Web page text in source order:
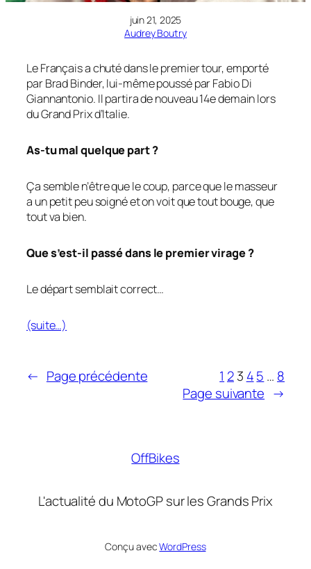
juin 21, 2025
Audrey Boutry
Le Français a chuté dans le premier tour, emporté
par Brad Binder, lui-même poussé par Fabio Di
Giannantonio. Il partira de nouveau 14e demain lors
du Grand Prix d’Italie.
As-tu mal quelque part ?
Ça semble n’être que le coup, parce que le masseur
a un petit peu soigné et on voit que tout bouge, que
tout va bien.
Que s’est-il passé dans le premier virage ?
Le départ semblait correct…
(suite…)
← Page précédente 1 23 45 … 8
Page suivante →
OffBikes
L'actualité du MotoGP sur les Grands Prix
Conçu avecWordPress